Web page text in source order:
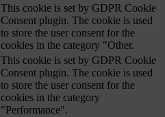
This cookie is set by GDPR Cookie
Consent plugin. The cookie is used
to store the user consent for the
cookies in the category "Other.
This cookie is set by GDPR Cookie
Consent plugin. The cookie is used
to store the user consent for the
cookies in the category
"Performance".